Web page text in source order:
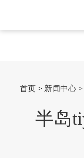
首页 > 新闻中心
半岛